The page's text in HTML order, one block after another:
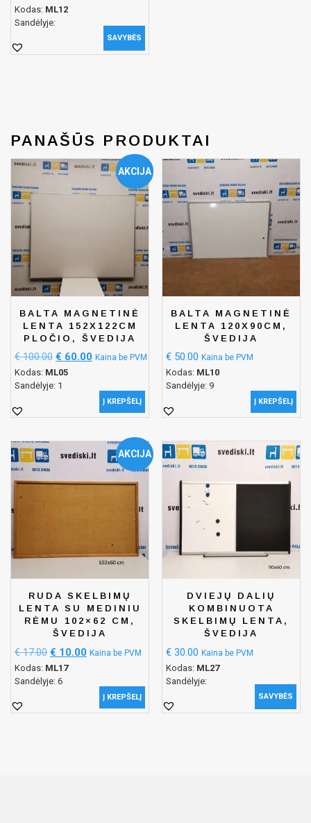
Kodas: ML12
Sandėlyje:
SAVYBĖS
PANAŠŪS PRODUKTAI
AKCIJA
BALTA MAGNETINĖ
LENTA 152X122CM
PLOČIO, ŠVEDIJA
€100.00 € 60.00 Kaina be PVM
Kodas: ML05
Sandėlyje: 1
Į KREPŠELĮ
BALTA MAGNETINĖ
LENTA 120X90CM,
ŠVEDIJA
€ 50.00 Kaina be PVM
Kodas: ML10
Sandėlyje: 9
Į KREPŠELĮ
AKCIJA
RUDA SKELBIMŲ
LENTA SU MEDINIU
RĖMU 102×62 CM,
ŠVEDIJA
€17.00 € 10.00 Kaina be PVM
Kodas: ML17
Sandėlyje: 6
Į KREPŠELĮ
DVIEJŲ DALIŲ
KOMBINUOTA
SKELBIMŲ LENTA,
ŠVEDIJA
€ 30.00 Kaina be PVM
Kodas: ML27
Sandėlyje:
SAVYBĖS